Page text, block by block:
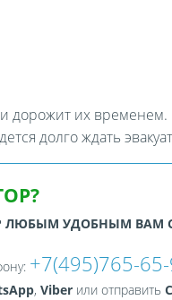
дорожит их
долго ждать
ЛЮБЫМ УДОБНЫМ ВАМ
+7(495)765-
, Viberили отправить